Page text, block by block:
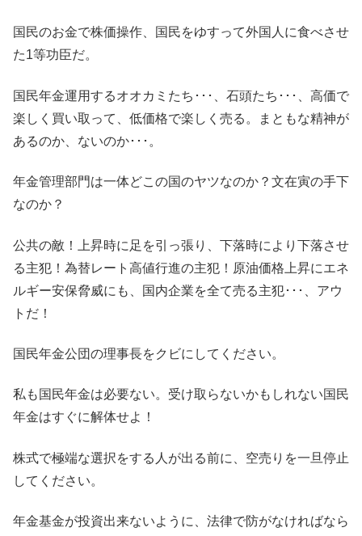
国民のお金で株価操作、国民をゆすって外国人に食べさせ
た1等功臣だ。
国民年金運用するオオカミたち･･･、石頭たち･･･、高価で
楽しく買い取って、低価格で楽しく売る。まともな精神が
あるのか​​、ないのか･･･。
年金管理部門は一体どこの国のヤツなのか？文在寅の手下
なのか？
公共の敵！上昇時に足を引っ張り、下落時により下落させ
る主犯！為替レート高値行進の主犯！原油価格上昇にエネ
ルギー安保脅威にも、国内企業を全て売る主犯･･･、アウ
トだ！
国民年金公団の理事長をクビにしてください。
私も国民年金は必要ない。受け取らないかもしれない国民
年金はすぐに解体せよ！
株式で極端な選択をする人が出る前に、空売りを一旦停止
してください。
年金基金が投資出来ないように、法律で防がなければなら